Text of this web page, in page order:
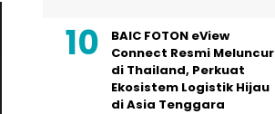
BAIC FOTON eView
Connect Resmi Meluncur
di Thailand, Perkuat
Ekosistem Logistik Hijau
di Asia Tenggara